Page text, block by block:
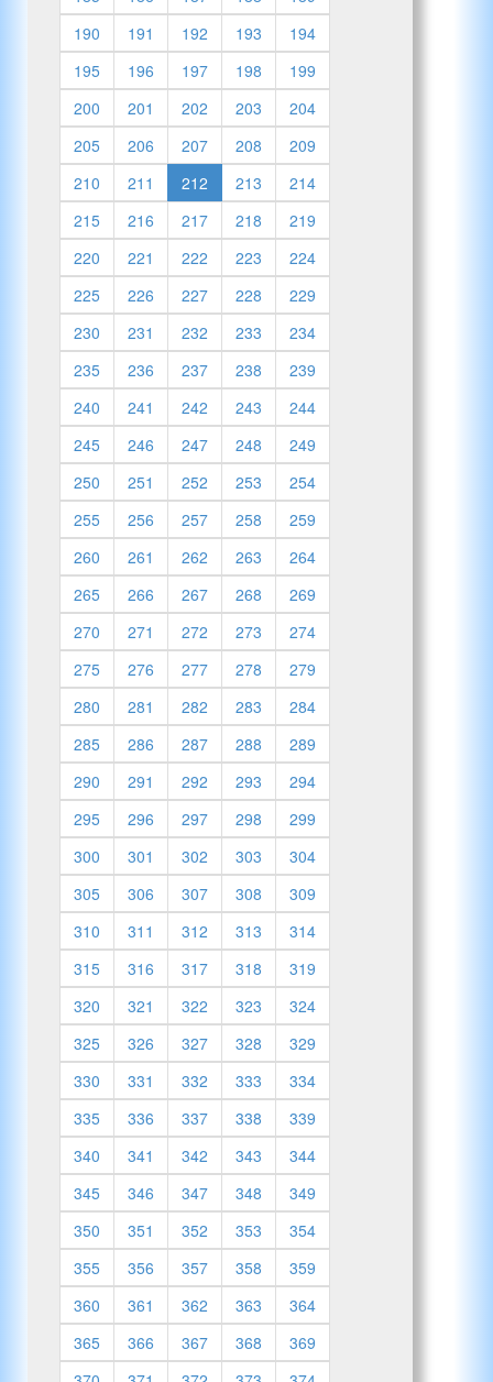
190
191 192 193
194
195
196 197 198
199
200
201 202 203
204
205
206 207 208
209
210
211 212 213
214
215
216 217 218
219
220
221 222 223
224
225
226 227 228
229
230
231 232 233
234
235
236 237 238
239
240
241 242 243
244
245
246 247 248
249
250
251 252 253
254
255
256 257 258
259
260
261 262 263
264
265
266 267 268
269
270
271 272 273
274
275
276 277 278
279
280
281 282 283
284
285
286 287 288
289
290
291 292 293
294
295
296 297 298
299
300
301 302 303
304
305
306 307 308
309
310
311 312 313
314
315
316 317 318
319
320
321 322 323
324
325
326 327 328
329
330
331 332 333
334
335
336 337 338
339
340
341 342 343
344
345
346 347 348
349
350
351 352 353
354
355
356 357 358
359
360
361 362 363
364
365
366 367 368
369